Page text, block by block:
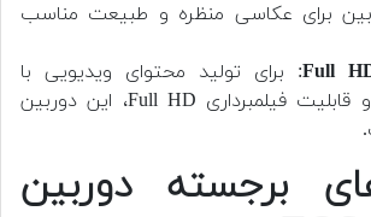
برای عکاسی منظره و طبیعت مناسب
: برای تولید محتوای ویدیویی با
کیفیت بالا و قابلیت فیلمبرداری Full HD، این دوربین
برجسته دوربین